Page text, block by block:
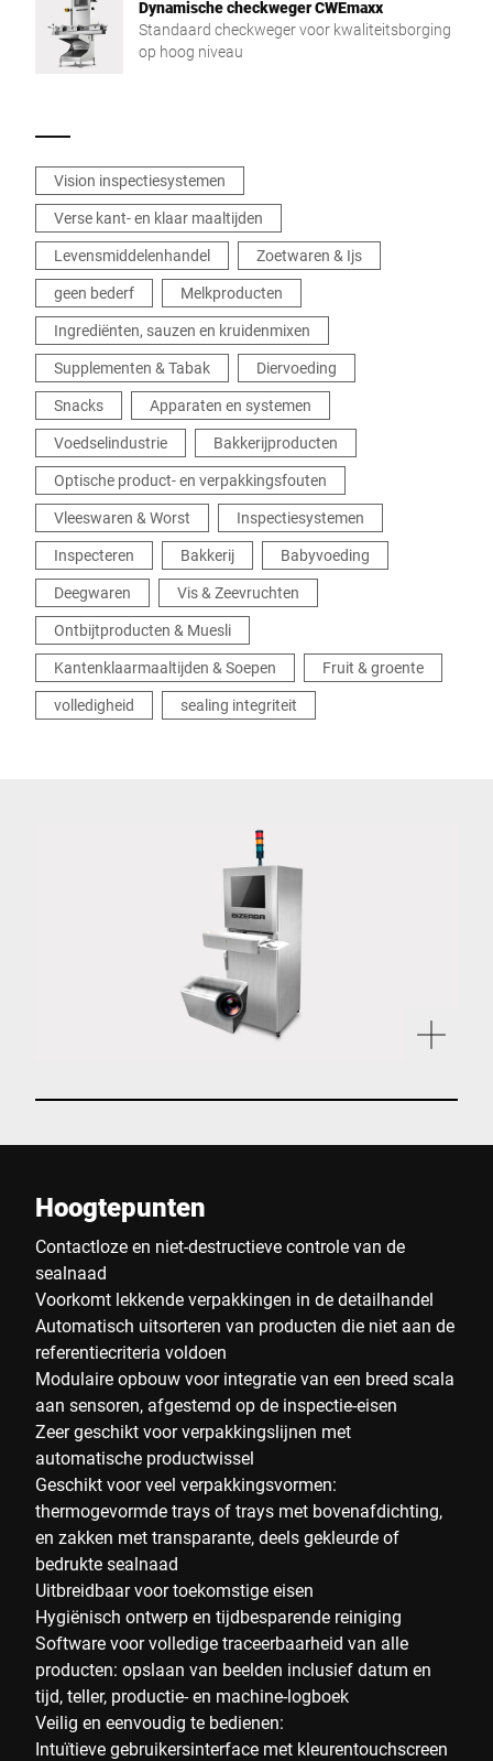
Dynamische checkweger CWEmaxx
Standaard checkweger voor kwaliteitsborging
op hoog niveau
Vision inspectiesystemen
Verse kant- en klaar maaltijden
Levensmiddelenhandel
Zoetwaren & Ijs
geen bederf
Melkproducten
Ingrediënten, sauzen en kruidenmixen
Supplementen & Tabak
Diervoeding
Snacks
Apparaten en systemen
Voedselindustrie
Bakkerijproducten
Optische product- en verpakkingsfouten
Vleeswaren & Worst
Inspectiesystemen
Inspecteren
Bakkerij
Babyvoeding
Deegwaren
Vis & Zeevruchten
Ontbijtproducten & Muesli
Kantenklaarmaaltijden & Soepen
Fruit & groente
volledigheid
sealing integriteit
Hoogtepunten
Contactloze en niet-destructieve controle van de
sealnaad
Voorkomt lekkende verpakkingen in de detailhandel
Automatisch uitsorteren van producten die niet aan de
referentiecriteria voldoen
Modulaire opbouw voor integratie van een breed scala
aan sensoren, afgestemd op de inspectie-eisen
Zeer geschikt voor verpakkingslijnen met
automatische productwissel
Geschikt voor veel verpakkingsvormen:
thermogevormde trays of trays met bovenafdichting,
en zakken met transparante, deels gekleurde of
bedrukte sealnaad
Uitbreidbaar voor toekomstige eisen
Hygiënisch ontwerp en tijdbesparende reiniging
Software voor volledige traceerbaarheid van alle
producten: opslaan van beelden inclusief datum en
tijd, teller, productie- en machine-logboek
Veilig en eenvoudig te bedienen:
Intuïtieve gebruikersinterface met kleurentouchscreen